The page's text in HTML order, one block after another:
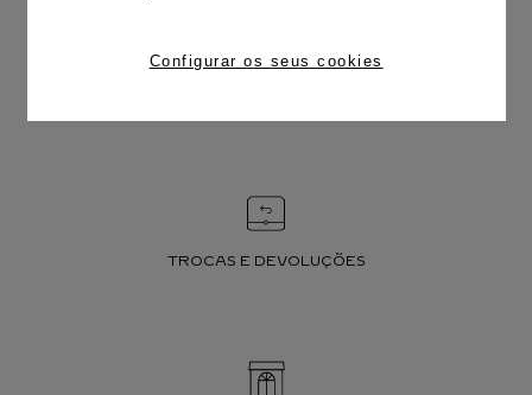
Configurar os seus cookies
TROCAS E DEVOLUÇÕES